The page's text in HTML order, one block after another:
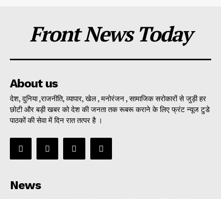
Front News Today
About us
देश, दुनिया ,राजनीति, व्यापार, खेल , मनोरंजन , सामाजिक सरोकारों से जुड़ी हर
छोटी और बड़ी खबर को देश की जनता तक रूबरू कराने के लिए फ्रंट न्यूज टुडे
पाठकों की सेवा में दिन रात तत्पर है ।
News